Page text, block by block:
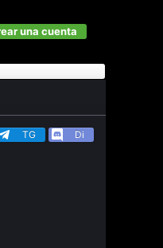
una cuenta
TG Di